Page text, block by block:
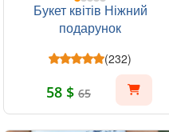
Букет квітів Ніжний
подарунок
(232)
58 $ 65